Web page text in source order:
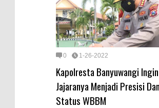
0 1-26-2022
Kapolresta Banyuwangi
Jajaranya Menjadi Presisi Dan
Status WBBM